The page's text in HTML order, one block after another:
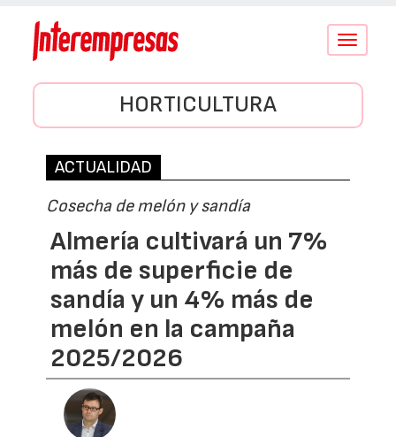
Conmutar
HORTICULTURA
ACTUALIDAD
Cosecha de melón y sandía
Almería cultivará un 7%
más de superficie de
sandía y un 4% más de
melón en la campaña
2025/2026